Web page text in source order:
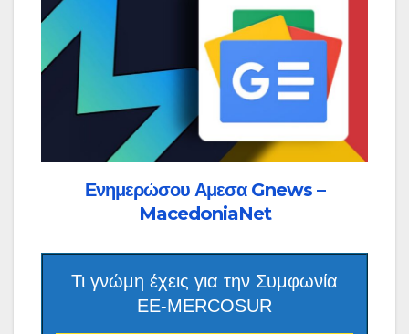
Ενημερώσου Αμεσα Gnews –
MacedoniaNet
Τι γνώμη έχεις για την Συμφωνία
ΕΕ-MERCOSUR